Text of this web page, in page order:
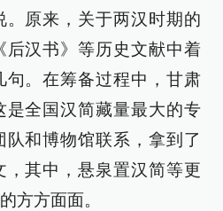
原来，关于两汉时期的
后汉书》等历史文献中着
句。在筹备过程中，甘肃
是全国汉简藏量最大的专
和博物馆联系，拿到了
，其中，悬泉置汉简等更
方方面面。